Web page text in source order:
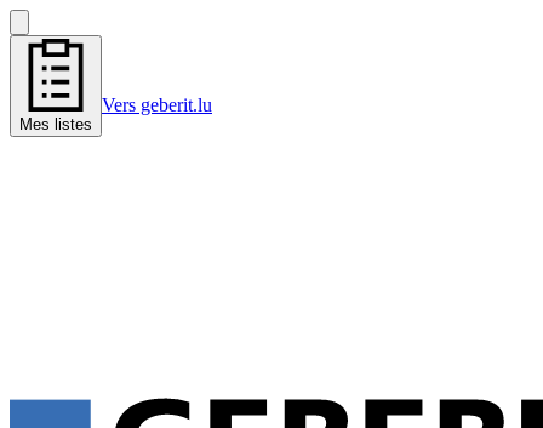
Mes listes
Vers geberit.lu